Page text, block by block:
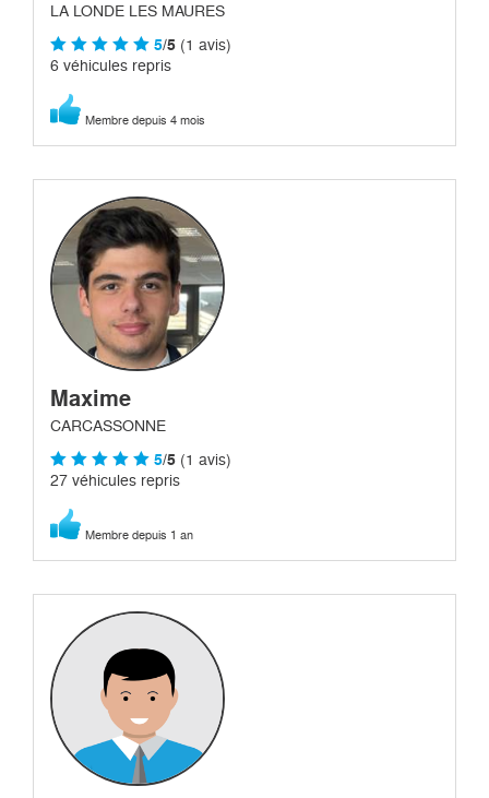
LA LONDE LES MAURES
5/5 (1 avis)
6 véhicules repris
Membre depuis 4 mois
Maxime
CARCASSONNE
5/5 (1 avis)
27 véhicules repris
Membre depuis 1 an